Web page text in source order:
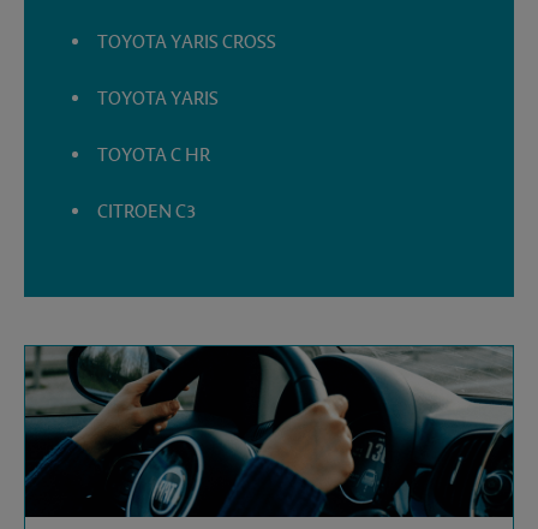
TOYOTA YARIS CROSS
TOYOTA YARIS
TOYOTA C HR
CITROEN C3